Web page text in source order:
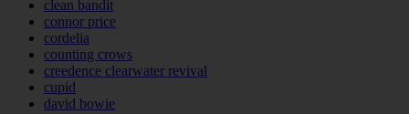
clean bandit
connor price
cordelia
counting crows
creedence clearwater revival
cupid
david bowie